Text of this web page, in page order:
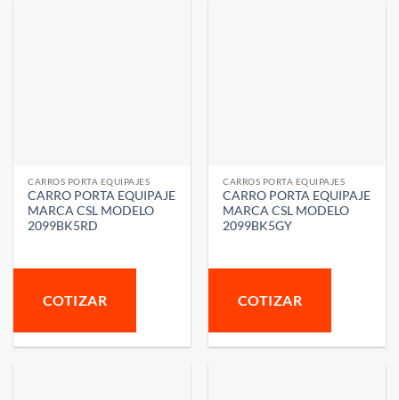
CARROS PORTA EQUIPAJES
CARRO PORTA EQUIPAJE
MARCA CSL MODELO
2099BK5RD
COTIZAR
CARROS PORTA EQUIPAJES
CARRO PORTA EQUIPAJE
MARCA CSL MODELO
2099BK5GY
COTIZAR